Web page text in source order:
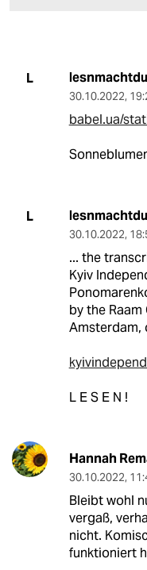
L
30.10.2022,
babel.ua/
L
30.10.2022,
... the
Kyiv
by the Raam
Amsterdam,
L E S E N !
Hannah
30.10.2022,
Bleibt wohl
vergaß,
nicht.
funktioniert